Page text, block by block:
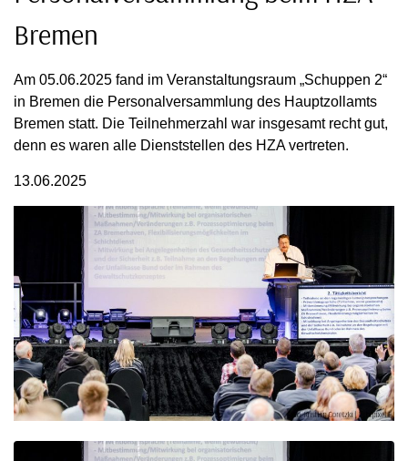
Bremen
Am 05.06.2025 fand im Veranstaltungsraum „Schuppen 2“
in Bremen die Personalversammlung des Hauptzollamts
Bremen statt. Die Teilnehmerzahl war insgesamt recht gut,
denn es waren alle Dienststellen des HZA vertreten.
13.06.2025